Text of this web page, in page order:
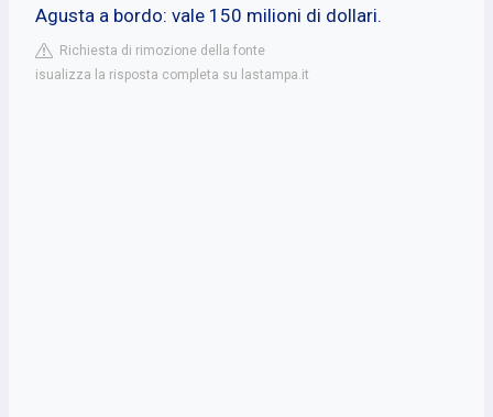
Agusta a bordo: vale 150 milioni di dollari.
Richiesta di rimozione della fonte
isualizza la risposta completa su lastampa.it